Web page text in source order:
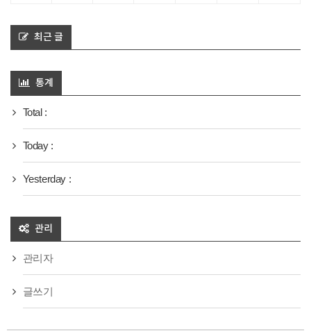
최근 글
통계
Total :
Today :
Yesterday :
관리
관리자
글쓰기